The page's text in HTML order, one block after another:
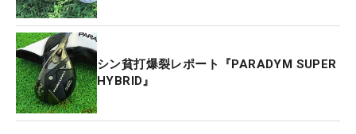
シン貧打爆裂レポート『PARADYM SUPER
HYBRID』